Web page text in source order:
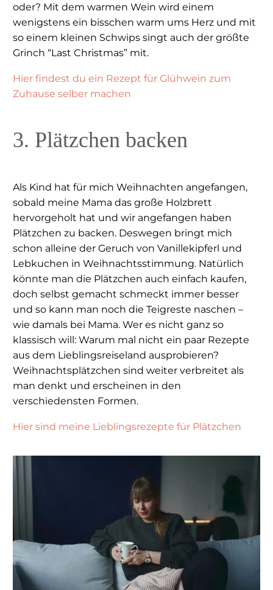
oder? Mit dem warmen Wein wird einem
wenigstens ein bisschen warm ums Herz und mit
so einem kleinen Schwips singt auch der größte
Grinch “Last Christmas” mit.
Hier findest du ein Rezept für Glühwein zum
Zuhause selber machen
3. Plätzchen backen
Als Kind hat für mich Weihnachten angefangen,
sobald meine Mama das große Holzbrett
hervorgeholt hat und wir angefangen haben
Plätzchen zu backen. Deswegen bringt mich
schon alleine der Geruch von Vanillekipferl und
Lebkuchen in Weihnachtsstimmung. Natürlich
könnte man die Plätzchen auch einfach kaufen,
doch selbst gemacht schmeckt immer besser
und so kann man noch die Teigreste naschen –
wie damals bei Mama. Wer es nicht ganz so
klassisch will: Warum mal nicht ein paar Rezepte
aus dem Lieblingsreiseland ausprobieren?
Weihnachtsplätzchen sind weiter verbreitet als
man denkt und erscheinen in den
verschiedensten Formen.
Hier sind meine Lieblingsrezepte für Plätzchen